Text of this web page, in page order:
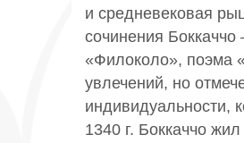
и средневековая
сочинения
«Филоколо», поэма
увлечений, но
индивидуальности,
1340 г. Боккаччо